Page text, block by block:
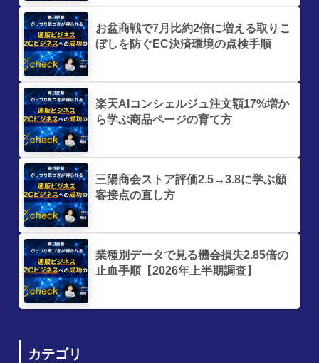
お盆商戦で7月比約2倍に増える取りこ
ぼしを防ぐEC決済環境の点検手順
楽天AIコンシェルジュ注文額17%増か
ら学ぶ商品ページの育て方
三陽商会ストア評価2.5→3.8に学ぶ顧
客接点の直し方
業種別データで見る機会損失2.85倍の
止血手順【2026年上半期調査】
カテゴリ